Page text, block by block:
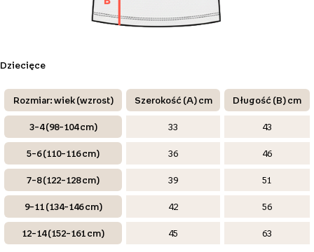
Dziecięce
Rozmiar: wiek (wzrost) Szerokość (A) cm Długość (B) cm
3–4 (98–104 cm) 33 43
5–6 (110–116 cm) 36 46
7–8 (122–128 cm) 39 51
9–11 (134–146 cm) 42 56
12–14 (152–161 cm) 45 63